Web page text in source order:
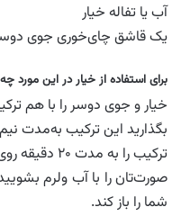
آب یا تفاله خیار
یک قاشق چای‌خوری جوی
برای استفاده از خیار در این مورد
خیار و جوی دوسر را با هم
بگذارید این ترکیب به‌مدت
ترکیب را به مدت ۲۰ دقیقه روی پوست بگذارید.
صورت‌تان را با آب ولرم
شما را باز کند.